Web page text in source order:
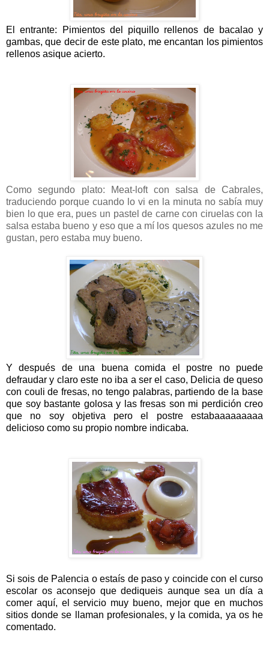
El entrante: Pimientos del piquillo rellenos de bacalao y
gambas, que decir de este plato, me encantan los pimientos
rellenos asique acierto.
Como segundo plato: Meat-loft con salsa de Cabrales,
traduciendo porque cuando lo vi en la minuta no sabía muy
bien lo que era, pues un pastel de carne con ciruelas con la
salsa estaba bueno y eso que a mí los quesos azules no me
gustan, pero estaba muy bueno.
Y después de una buena comida el postre no puede
defraudar y claro este no iba a ser el caso, Delicia de queso
con couli de fresas, no tengo palabras, partiendo de la base
que soy bastante golosa y las fresas son mi perdición creo
que no soy objetiva pero el postre estabaaaaaaaaa
delicioso como su propio nombre indicaba.
Si sois de Palencia o estaís de paso y coincide con el curso
escolar os aconsejo que dediqueis aunque sea un día a
comer aquí, el servicio muy bueno, mejor que en muchos
sitios donde se llaman profesionales, y la comida, ya os he
comentado.